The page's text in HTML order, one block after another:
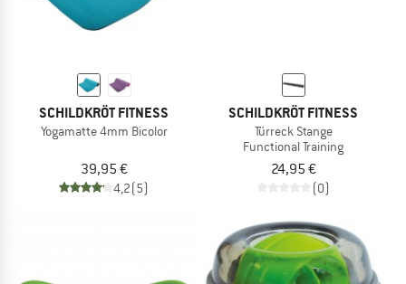
SCHILDKRÖT FITNESS
Yogamatte 4mm Bicolor
39,95 €
4,2(5)
SCHILDKRÖT FITNESS
Türreck Stange
Functional Training
24,95 €
(0)